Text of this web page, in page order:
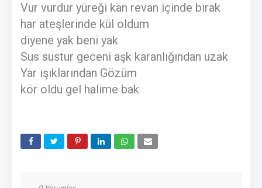
Vur vurdur yüreği kan revan içinde bırak
har ateşlerinde kül oldum
diyene yak beni yak
Sus sustur geceni aşk karanlığından uzak
Yar ışıklarından Gözüm
kör oldu gel halime bak